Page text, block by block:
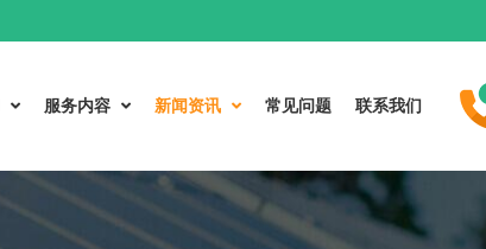
服务内容 新闻资讯 常见问题 联系我们